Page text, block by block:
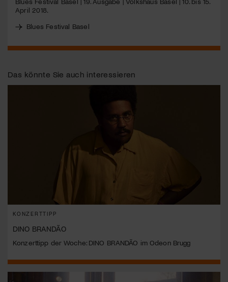
April 2018.
Blues Festival Basel
Das könnte Sie auch interessieren
KONZERTTIPP
DINO BRANDÃO
Konzerttipp der Woche: DINO BRANDÃO im Odeon Brugg